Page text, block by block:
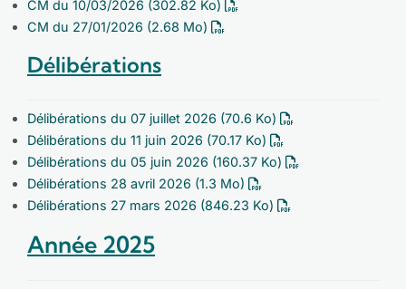
CM du 10/03/2026 (302.82 Ko)
CM du 27/01/2026 (2.68 Mo)
Délibérations
Délibérations du 07 juillet 2026 (70.6 Ko)
Délibérations du 11 juin 2026 (70.17 Ko)
Délibérations du 05 juin 2026 (160.37 Ko)
Délibérations 28 avril 2026 (1.3 Mo)
Délibérations 27 mars 2026 (846.23 Ko)
Année 2025